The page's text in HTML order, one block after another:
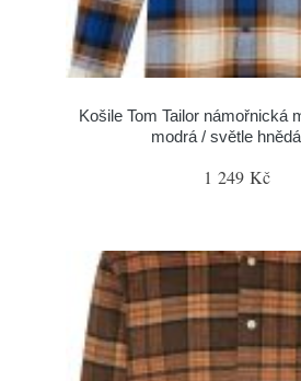
Košile Tom Tailor námořnická
modrá / světle
1 249 Kč